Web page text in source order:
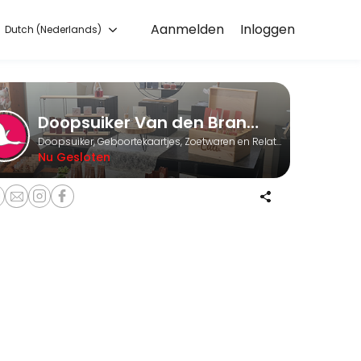
en de diverse mogelijkheden te bespreken.
Inloggen
Aanmelden
Dutch (Nederlands)
Doopsuiker Van den Brande BVBA
Doopsuiker, Geboortekaartjes, Zoetwaren en Relatiegeschenken
Nu Gesloten